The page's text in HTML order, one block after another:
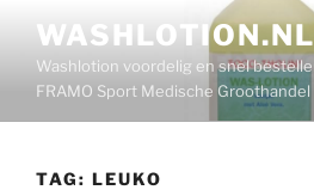
inhoud
WASHLOTION.NL
Washlotion voordelig en snel
FRAMO Sport Medische Groothandel
TAG: LEUKO